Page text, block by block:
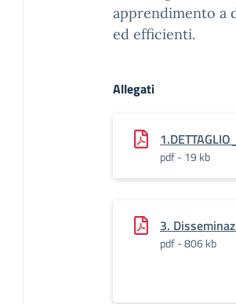
apprendimento a
ed efficienti.
Allegati
pdf - 19 kb
3.
pdf - 806 kb